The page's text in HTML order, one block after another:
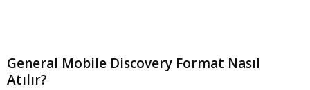
General Mobile Discovery Format Nasıl
Atılır?